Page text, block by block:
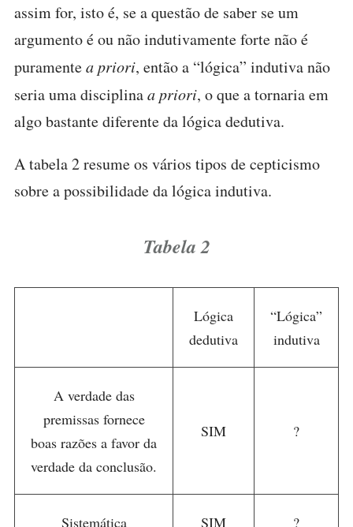
assim for, isto é, se a questão de saber se um
argumento é ou não indutivamente forte não é
puramentea priori, então a “lógica” indutiva não
seria uma disciplinaa priori, o que a tornaria em
algo bastante diferente da lógica dedutiva.
A tabela 2 resume os vários tipos de cepticismo
sobre a possibilidade da lógica indutiva.
Tabela 2
Lógica
dedutiva
“Lógica”
indutiva
A verdade das
premissas fornece
boas razões a favor da
verdade da conclusão.
SIM ?
Sistemática SIM ?